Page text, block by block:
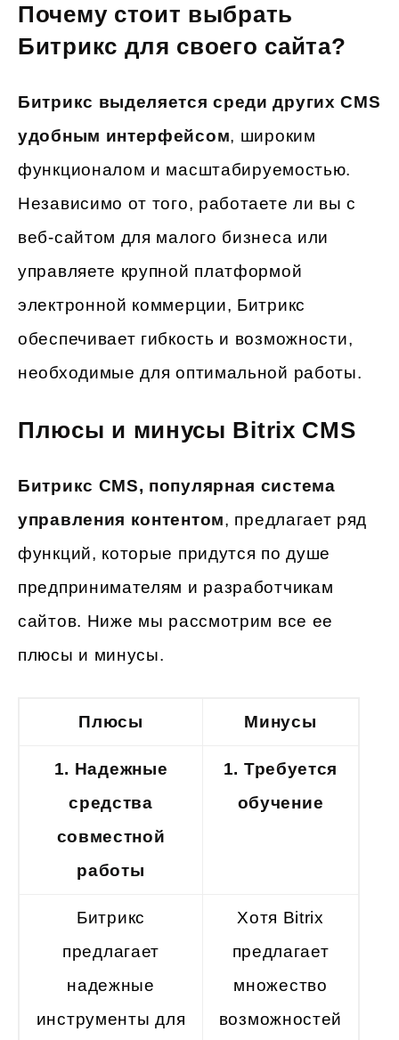
Почему стоит выбрать
Битрикс для своего сайта?
Битрикс выделяется среди других CMS
удобным интерфейсом, широким
функционалом и масштабируемостью.
Независимо от того, работаете ли вы с
веб-сайтом для малого бизнеса или
управляете крупной платформой
электронной коммерции, Битрикс
обеспечивает гибкость и возможности,
необходимые для оптимальной работы.
Плюсы и минусы Bitrix CMS
Битрикс CMS, популярная система
управления контентом, предлагает ряд
функций, которые придутся по душе
предпринимателям и разработчикам
сайтов. Ниже мы рассмотрим все ее
плюсы и минусы.
Плюсы Минусы
1. Надежные
средства
совместной
работы
1. Требуется
обучение
Битрикс
предлагает
надежные
инструменты для
Хотя Bitrix
предлагает
множество
возможностей